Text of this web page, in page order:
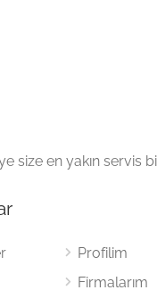
size en yakın servis
Profilim
Firmalarım